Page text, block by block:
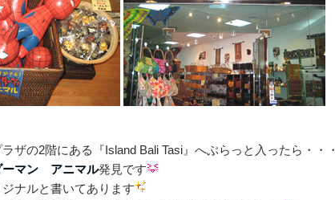
ザの2階にある『Island Bali Tasi』へぶらっと入ったら・・・
ーマン アニマル発見です
ナルと書いてあります